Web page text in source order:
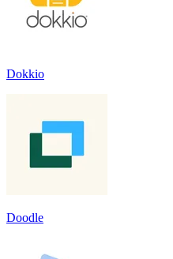
Dokkio
Doodle